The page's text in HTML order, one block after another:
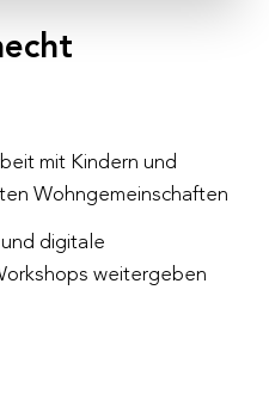
MwSt.
I BÖP als Fort- und
mit Kindern und
Wohngemeinschaften
digitale
weitergeben